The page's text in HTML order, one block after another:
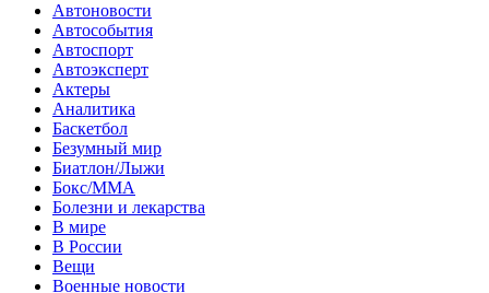
Автоновости
Автособытия
Автоспорт
Автоэксперт
Актеры
Аналитика
Баскетбол
Безумный мир
Биатлон/Лыжи
Бокс/MMA
Болезни и лекарства
В мире
В России
Вещи
Военные новости